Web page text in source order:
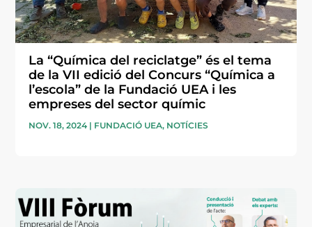
La “Química del reciclatge” és el tema
de la VII edició del Concurs “Química a
l’escola” de la Fundació UEA i les
empreses del sector químic
NOV. 18, 2024 | FUNDACIÓ UEA, NOTÍCIES